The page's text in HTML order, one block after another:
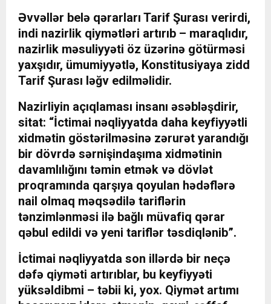
Əvvəllər belə qərarları Tarif Şurası verirdi,
indi nazirlik qiymətləri artırıb – maraqlıdır,
nazirlik məsuliyyəti öz üzərinə götürməsi
yaxşıdır, ümumiyyətlə, Konstitusiyaya zidd
Tarif Şurası ləğv edilməlidir.
Nazirliyin açıqlaması insanı əsəbləşdirir,
sitat: “İctimai nəqliyyatda daha keyfiyyətli
xidmətin göstərilməsinə zərurət yarandığı
bir dövrdə sərnişindaşıma xidmətinin
davamlılığını təmin etmək və dövlət
proqramında qarşıya qoyulan hədəflərə
nail olmaq məqsədilə tariflərin
tənzimlənməsi ilə bağlı müvafiq qərar
qəbul edildi və yeni tariflər təsdiqlənib”.
İctimai nəqliyyatda son illərdə bir neçə
dəfə qiyməti artırıblar, bu keyfiyyəti
yüksəldibmi – təbii ki, yox. Qiymət artımı